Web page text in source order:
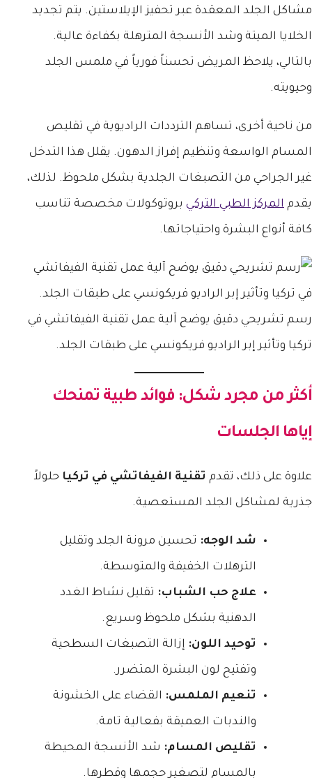
مشاكل الجلد المعقدة عبر تحفيز الإيلاستين. يتم تجديد
الخلايا الميتة وشد الأنسجة المترهلة بكفاءة عالية.
بالتالي، يلاحظ المريض تحسناً فورياً في ملمس الجلد
وحيويته.
من ناحية أخرى، تساهم الترددات الراديوية في تقليص
المسام الواسعة وتنظيم إفراز الدهون. يقلل هذا التدخل
غير الجراحي من التصبغات الجلدية بشكل ملحوظ. لذلك،
يقدم المركز الطبي التركي بروتوكولات مخصصة تناسب
كافة أنواع البشرة واحتياجاتها.
رسم تشريحي دقيق يوضح آلية عمل تقنية الفيفاتشي في
تركيا وتأثير إبر الراديو فريكونسي على طبقات الجلد.
أكثر من مجرد شكل: فوائد طبية تمنحك
إياها الجلسات
علاوة على ذلك، تقدم تقنية الفيفاتشي في تركيا حلولاً
جذرية لمشاكل الجلد المستعصية.
شد الوجه: تحسين مرونة الجلد وتقليل
الترهلات الخفيفة والمتوسطة.
علاج حب الشباب: تقليل نشاط الغدد
الدهنية بشكل ملحوظ وسريع.
توحيد اللون: إزالة التصبغات السطحية
وتفتيح لون البشرة المتضرر.
تنعيم الملمس: القضاء على الخشونة
والندبات العميقة بفعالية تامة.
تقليص المسام: شد الأنسجة المحيطة
بالمسام لتصغير حجمها وقطرها.